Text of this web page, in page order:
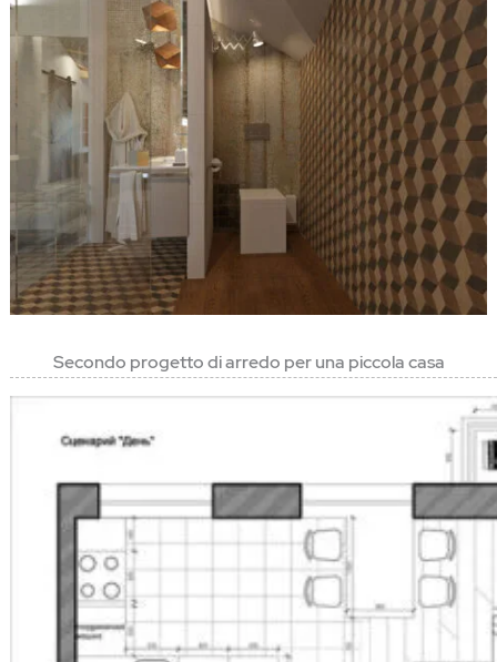
Secondo progetto di arredo per una piccola casa